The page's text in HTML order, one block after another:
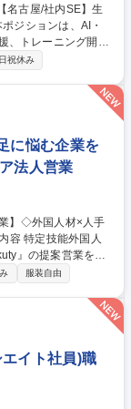
、トレーニング開
）を担当いただきま
発、運用、保守に関
コンサルと各部門の
「どこでAIを使えば
運用定着までをリー
祝休み
に悩む企業を
法人営業
』の提案営業を担
、採用から定着まで
る企業との商談、顧
●特定技能人材募集
用支援・提案 ※支援
務等は、基本的にカ
服装自由
エイト社員)職